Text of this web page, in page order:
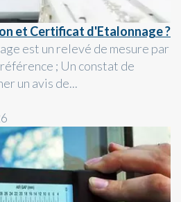
et Certificat d'Etalonnage ?
est un relevé de mesure par
; Un constat de
un avis de...